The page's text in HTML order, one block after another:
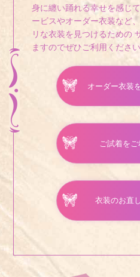
身に纏い踊れる幸せを感じ
ービスやオーダー衣装など
リな衣装を見つけるための
ますのでぜひご利用ください
オーダー衣装
ご試着を
衣装のお直